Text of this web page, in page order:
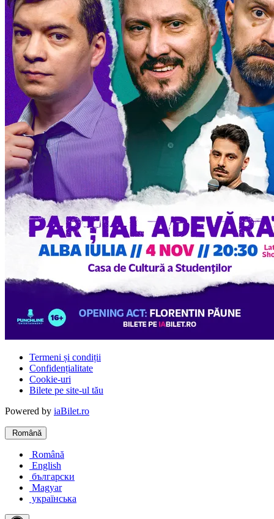
Termeni și condiții
Confidențialitate
Cookie-uri
Bilete pe site-ul tău
Powered by iaBilet.ro
Română
Română
English
български
Magyar
українська